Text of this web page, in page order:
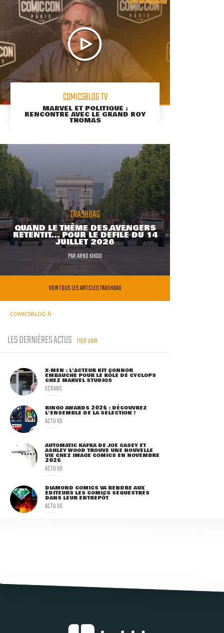
COMICSBLOG TV
MARVEL ET POLITIQUE :
RENCONTRE AVEC LE GRAND ROY
THOMAS
TRASHBAG
QUAND LE THÈME DES AVENGERS
RETENTIT... POUR LE DÉFILÉ DU 14
JUILLET 2026
PARARNO KIKOO
VOIR TOUS LES ARTICLES TRASHBAG
COMICSBLOG.fr
LES DERNIÈRES ACTUS TOUT VOIR
X-MEN : L'ACTEUR KIT CONNOR
EMBAUCHÉ POUR LE RÔLE DE CYCLOPS
CHEZ MARVEL STUDIOS
ECRANS
RINGO AWARDS 2026 : DÉCOUVREZ
L'ENSEMBLE DE LA SÉLECTION !
ACTU VO
AUTOMATIC KAFKA DE JOE CASEY ET
ASHLEY WOOD TROUVE UNE NOUVELLE
VIE CHEZ IMAGE COMICS EN NOVEMBRE
2026
ACTU VO
DIAMOND COMICS VA RENDRE AUX
ÉDITEURS LES COMICS SÉQUESTRÉS
DANS LEUR ENTREPÔT
ACTU VO